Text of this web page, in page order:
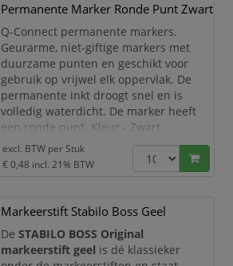
goed zichtbare, blijvende markeringen
op uiteenlopende oppervlakken.
De Schneider Maxx 130 is
Permanente Marker Ronde Punt Zwart
Q-Connect permanente markers.
Geurarme, niet-giftige markers met
duurzame punten en geschikt voor
gebruik op vrijwel elk oppervlak. De
permanente inkt droogt snel en is
volledig waterdicht. De marker heeft
een ronde punt. Kleur - Zwart.
Q-Connect permanente marker
Ronde punt
kwaliteit voor de meeste
oppervlakken.
Sneldrogende, niet-toxische inkt
op alcoholbasis.
excl. BTW per Stuk
€ 0,48 incl. 21% BTW
Markeerstift Stabilo Boss Geel
DeSTABILO BOSS Original
markeerstift geel is dé klassieker